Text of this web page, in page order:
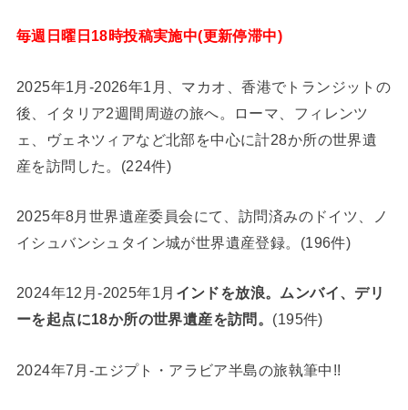
毎週日曜日18時投稿実施中(更新停滞中)
2025年1月-2026年1月、マカオ、香港でトランジットの
後、イタリア2週間周遊の旅へ。ローマ、フィレンツ
ェ、ヴェネツィアなど北部を中心に計28か所の世界遺
産を訪問した。(224件)
2025年8月世界遺産委員会にて、訪問済みのドイツ、ノ
イシュバンシュタイン城が世界遺産登録。(196件)
2024年12月-2025年1月 インドを放浪。ムンバイ、デリ
ーを起点に18か所の世界遺産を訪問。 (195件)
2024年7月-エジプト・アラビア半島の旅執筆中!!